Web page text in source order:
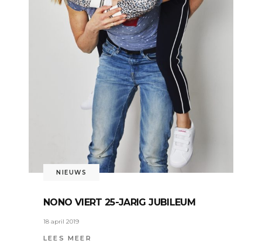
NIEUWS
NONO VIERT 25-JARIG JUBILEUM
18 april 2019
LEES MEER